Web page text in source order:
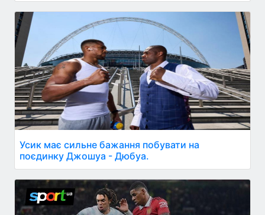
Усик має сильне бажання побувати на
поєдинку Джошуа - Дюбуа.